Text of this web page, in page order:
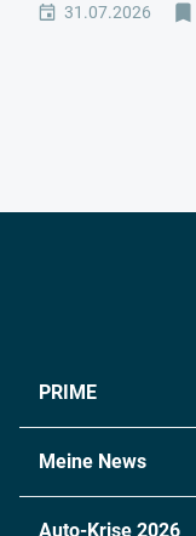
31.07.2026
PRIME
Meine News
Auto-Krise 2026